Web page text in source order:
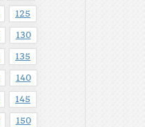
125
130
135
140
145
150